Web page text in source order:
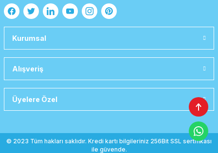
Kurumsal
Alışveriş
Üyelere Özel
© 2023 Tüm hakları saklıdır. Kredi kartı bilgileriniz 256Bit SSL sertifikası
ile güvende.